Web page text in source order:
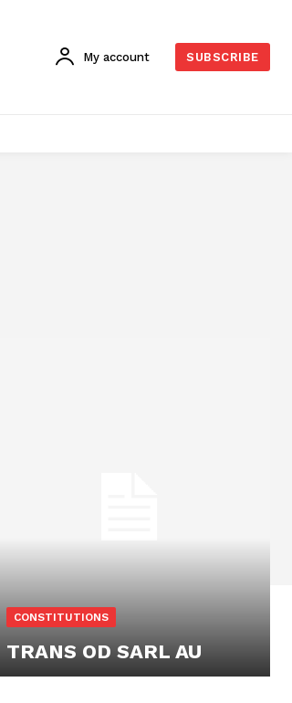
My account SUBSCRIBE
CONSTITUTIONS
TRANS OD SARL AU